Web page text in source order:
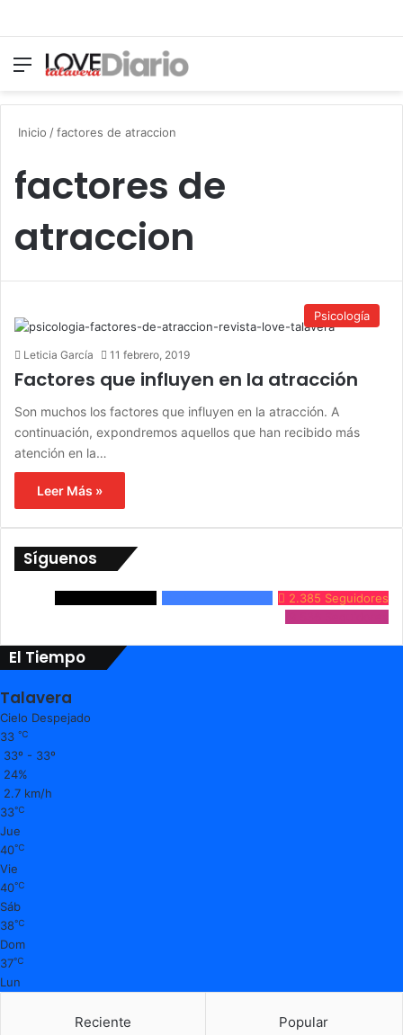
Menú
Inicio /factores de atraccion
factores de
atraccion
Psicología
Leticia García 11 febrero, 2019
Factores que influyen en la atracción
Son muchos los factores que influyen en la atracción. A
continuación, expondremos aquellos que han recibido más
atención en la…
Leer Más »
Síguenos
2.385 Seguidores
El Tiempo
Talavera
Cielo Despejado
33 ℃
33º - 33º
24%
2.7 km/h
33℃
Jue
40℃
Vie
40℃
Sáb
38℃
Dom
37℃
Lun
Reciente Popular